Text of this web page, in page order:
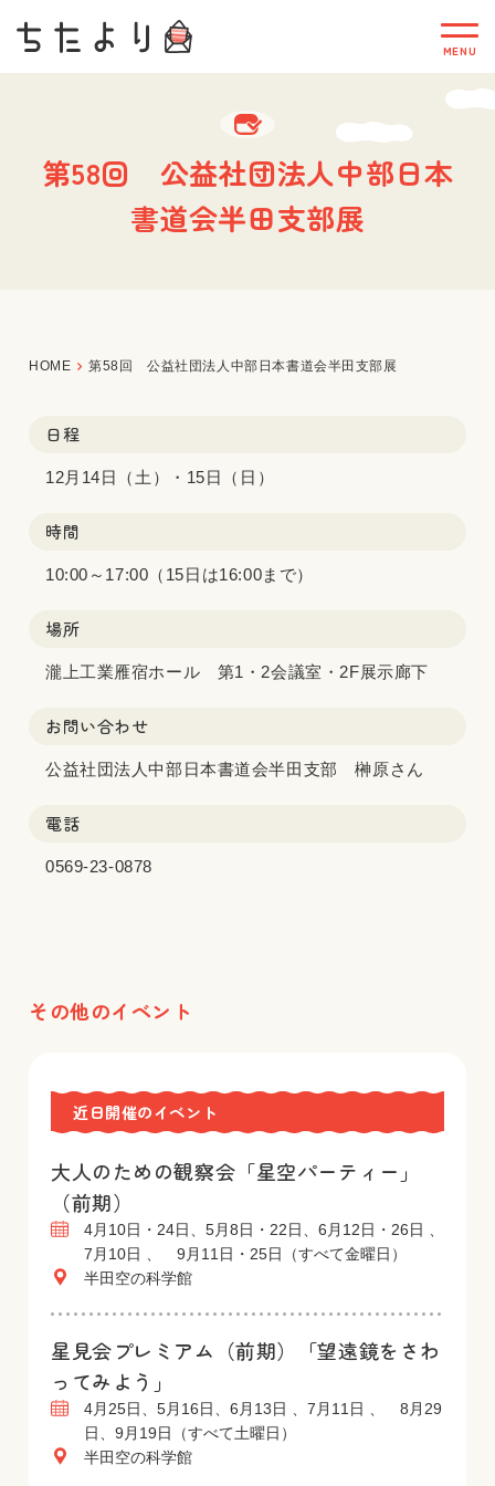
第58回 公益社団法人中部日本
書道会半田支部展
HOME 第58回 公益社団法人中部日本書道会半田支部展
日程
12月14日（土）・15日（日）
時間
10:00～17:00（15日は16:00まで）
場所
瀧上工業雁宿ホール 第1・2会議室・2F展示廊下
お問い合わせ
公益社団法人中部日本書道会半田支部 榊原さん
電話
0569-23-0878
その他のイベント
近日開催のイベント
大人のための観察会「星空パーティー」
（前期）
4月10日・24日、5月8日・22日、6月12日・26日 、
7月10日 、 9月11日・25日（すべて金曜日）
半田空の科学館
星見会プレミアム（前期）「望遠鏡をさわ
ってみよう」
4月25日、5月16日、6月13日 、7月11日 、 8月29
日、9月19日（すべて土曜日）
半田空の科学館